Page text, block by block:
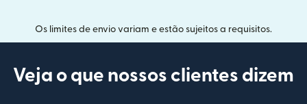
Os limites de envio variam e estão sujeitos a requisitos.
Veja o que nossos clientes dizem